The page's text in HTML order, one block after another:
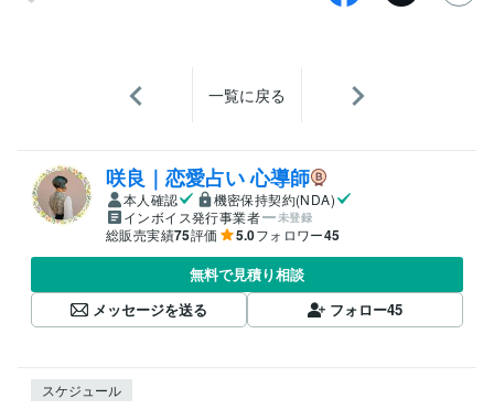
一覧に戻る
咲良｜恋愛占い 心導師
本人確認
機密保持契約(NDA)
インボイス発行事業者
未登録
総販売実績75評価 5.0フォロワー45
無料で見積り相談
メッセージを送る
フォロー45
スケジュール